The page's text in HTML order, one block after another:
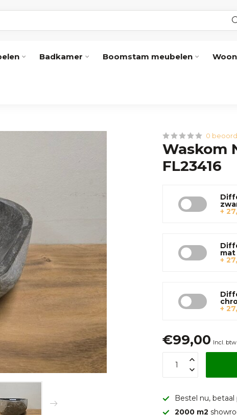
Badkamer Boomstam meubelen
0
Waskom
FL23416
+
+
+
€99,00 Incl. btw
Bestel nu, betaal
2000 m2